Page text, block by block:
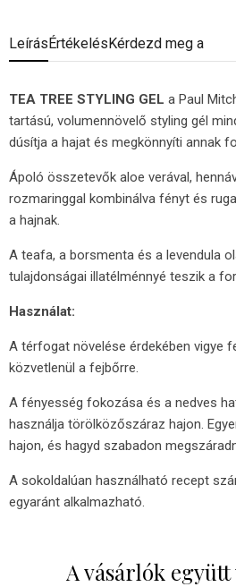
LeírásÉrtékelésKérdezd meg a
TEA TREE STYLING GEL a Paul
tartású, volumennövelő styling gél
dúsítja a hajat és megkönnyíti annak
Ápoló összetevők aloe verával,
rozmaringgal kombinálva fényt és
a hajnak.
A teafa, a borsmenta és a levendula
tulajdonságai illatélménnyé teszik a
Használat:
A térfogat növelése érdekében vigye
közvetlenül a fejbőrre.
A fényesség fokozása és a nedves
használja törölközőszáraz hajon.
hajon, és hagyd szabadon
A sokoldalúan használható recept
egyaránt alkalmazható.
A vásárlók